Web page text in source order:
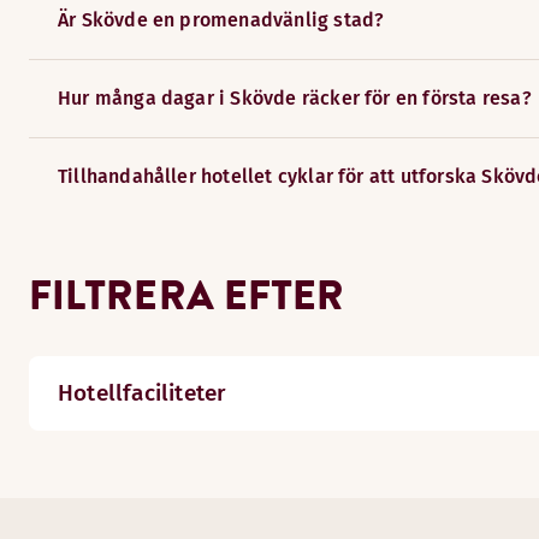
Är Skövde en promenadvänlig stad?
Hur många dagar i Skövde räcker för en första resa?
Tillhandahåller hotellet cyklar för att utforska
FILTRERA EFTER
Hotellfaciliteter